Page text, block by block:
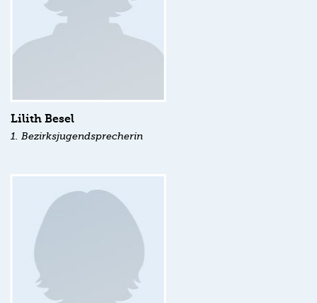
Lilith Besel
1. Bezirksjugendsprecherin